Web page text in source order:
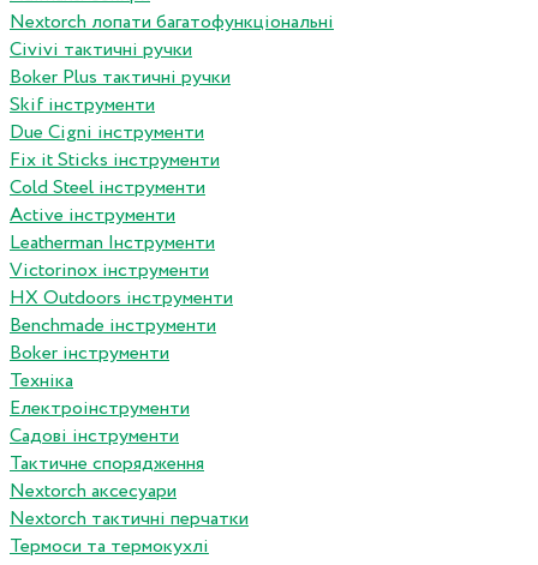
Nextorch лопати багатофункціональні
Сivivi тактичні ручки
Boker Plus тактичні ручки
Skif інструменти
Due Cigni інструменти
Fix it Sticks інструменти
Сold Steel інструменти
Active інструменти
Leatherman Інструменти
Victorinox інструменти
HX Outdoors інструменти
Benchmade інструменти
Boker інструменти
Техніка
Електроінструменти
Садові інструменти
Тактичне спорядження
Nextorch аксесуари
Nextorch тактичні перчатки
Термоси та термокухлі